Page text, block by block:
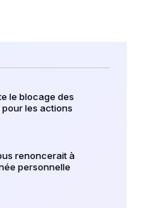
le blocage des
les actions
renoncerait à
personnelle